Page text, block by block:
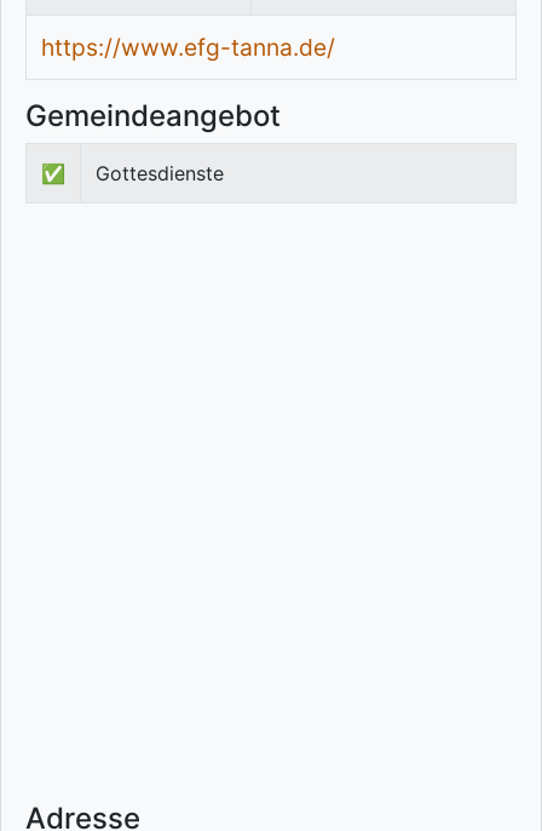
https://www.efg-tanna.de/
Gemeindeangebot
✅ Gottesdienste
Adresse